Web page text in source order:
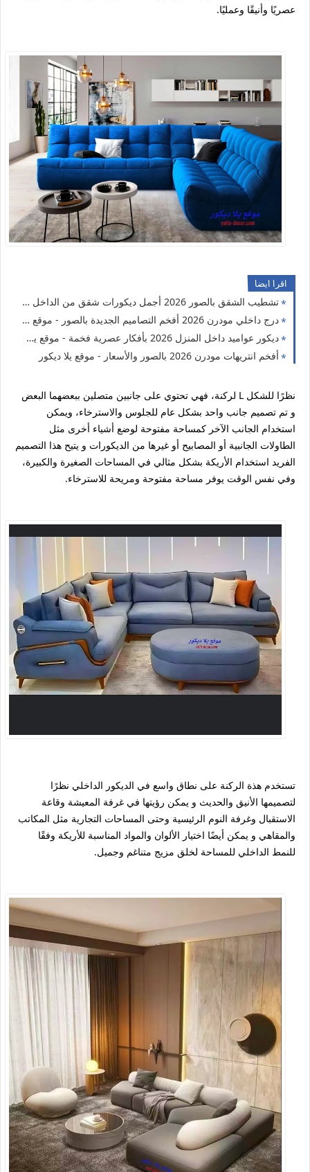
عصريًا وأنيقًا وعمليًا.
اقرا ايضا
تشطيب الشقق بالصور 2026 أجمل ديكورات شقق من الداخل - موقع يلا ديكور
درج داخلي مودرن 2026 أفخم التصاميم الجديدة بالصور - موقع يلا ديكور
ديكور عواميد داخل المنزل 2026 بأفكار عصرية فخمة - موقع يلا ديكور
أفخم انتريهات مودرن 2026 بالصور والأسعار - موقع يلا ديكور
نظرًا للشكل L لركنة، فهي تحتوي على جانبين متصلين ببعضهما البعض
و تم تصميم جانب واحد بشكل عام للجلوس والاسترخاء، ويمكن
استخدام الجانب الآخر كمساحة مفتوحة لوضع أشياء أخرى مثل
الطاولات الجانبية أو المصابيح أو غيرها من الديكورات و يتيح هذا التصميم
الفريد استخدام الأريكة بشكل مثالي في المساحات الصغيرة والكبيرة،
وفي نفس الوقت يوفر مساحة مفتوحة ومريحة للاسترخاء.
تستخدم هذة الركنة على نطاق واسع في الديكور الداخلي نظرًا
لتصميمها الأنيق والحديث و يمكن رؤيتها في غرفة المعيشة وقاعة
الاستقبال وغرفة النوم الرئيسية وحتى المساحات التجارية مثل المكاتب
والمقاهي و يمكن أيضًا اختيار الألوان والمواد المناسبة للأريكة وفقًا
للنمط الداخلي للمساحة لخلق مزيج متناغم وجميل.